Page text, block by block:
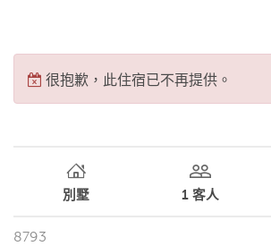
很抱歉，此住宿已不再提供。
別墅 1 客人
8793